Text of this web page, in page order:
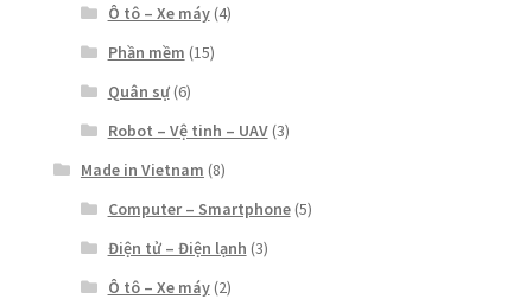
Ô tô – Xe máy(4)
Phần mềm (15)
Quân sự(6)
Robot – Vệ tinh – UAV(3)
Made in Vietnam (8)
Computer – Smartphone(5)
Điện tử – Điện lạnh (3)
Ô tô – Xe máy(2)